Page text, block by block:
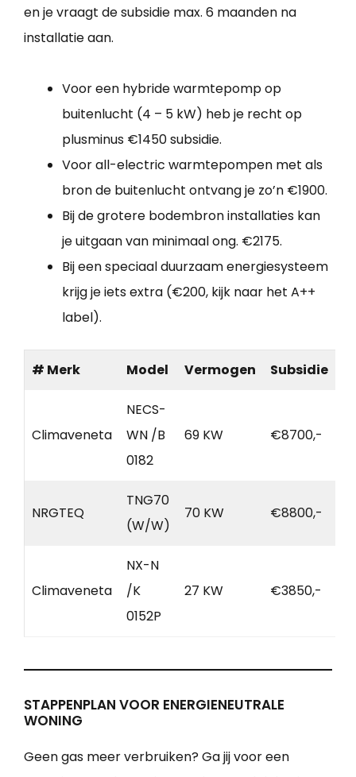
en je vraagt de subsidie max. 6 maanden na
installatie aan.
Voor een hybride warmtepomp op
buitenlucht (4 – 5 kW) heb je recht op
plusminus €1450 subsidie.
Voor all-electric warmtepompen met als
bron de buitenlucht ontvang je zo’n €1900.
Bij de grotere bodembron installaties kan
je uitgaan van minimaal ong. €2175.
Bij een speciaal duurzaam energiesysteem
krijg je iets extra (€200, kijk naar het A++
label).
# Merk Model Vermogen Subsidie
Climaveneta
NECS-
WN /B
0182
69 KW €8700,-
NRGTEQ
TNG70
(W/W)
70 KW €8800,-
Climaveneta
NX-N
/K
0152P
27 KW €3850,-
STAPPENPLAN VOOR ENERGIENEUTRALE
WONING
Geen gas meer verbruiken? Ga jij voor een